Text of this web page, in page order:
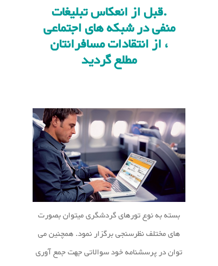
.قبل از انعکاس تبلیغات
منفی در شبکه های اجتماعی
، از انتقادات مسافرانتان
مطلع گردید
بسته به نوع تورهای گردشگری میتوان بصورت
های مختلف نظرسنجی برگزار نمود. همچنین می
توان در پرسشنامه خود سوالاتی جهت جمع آوری